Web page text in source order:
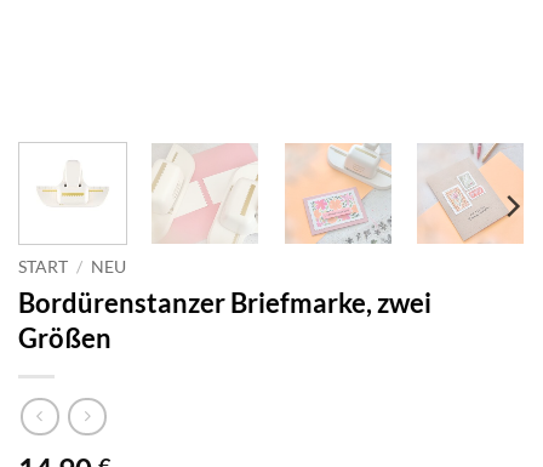
START / NEU
Bordürenstanzer Briefmarke, zwei
Größen